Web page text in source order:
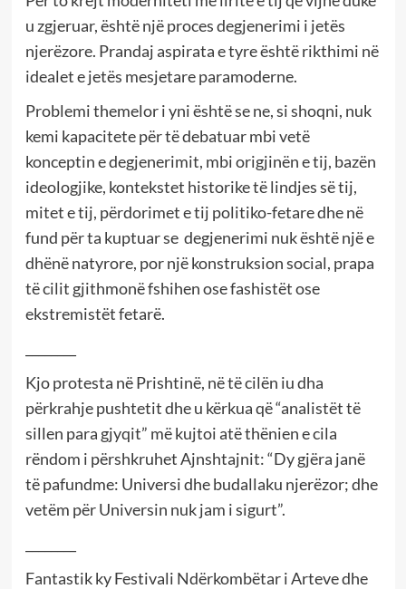
u zgjeruar, është një proces degjenerimi i jetës
njerëzore. Prandaj aspirata e tyre është rikthimi në
idealet e jetës mesjetare paramoderne.
Problemi themelor i yni është se ne, si shoqni, nuk
kemi kapacitete për të debatuar mbi vetë
konceptin e degjenerimit, mbi origjinën e tij, bazën
ideologjike, kontekstet historike të lindjes së tij,
mitet e tij, përdorimet e tij politiko-fetare dhe në
fund për ta kuptuar se degjenerimi nuk është një e
dhënë natyrore, por një konstruksion social, prapa
të cilit gjithmonë fshihen ose fashistët ose
ekstremistët fetarë.
Kjo protesta në Prishtinë, në të cilën iu dha
përkrahje pushtetit dhe u kërkua që “analistët të
sillen para gjyqit” më kujtoi atë thënien e cila
rëndom i përshkruhet Ajnshtajnit: “Dy gjëra janë
të pafundme: Universi dhe budallaku njerëzor; dhe
vetëm për Universin nuk jam i sigurt”.
Fantastik ky Festivali Ndërkombëtar i Arteve dhe